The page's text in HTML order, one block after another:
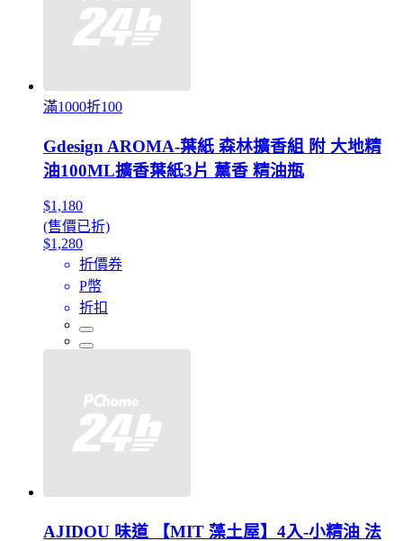
滿1000折100
Gdesign AROMA-葉紙 森林擴香組 附 大地精
油100ML擴香葉紙3片 薰香 精油瓶
$1,180
(售價已折)
$1,280
折價券
P幣
折扣
AJIDOU 味道 【MIT 藻土屋】4入-小精油 法